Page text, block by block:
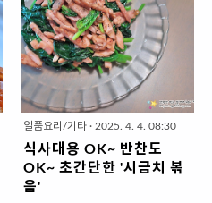
지.암 글쿠 말구~딸랑 우렁 한두개
올리고... 쌈채소와 밥속에서 우렁이
를 굳이 찾고 찾아 음미해서 되나요.
상상해 보세요~아삭하게 상추가 씹
히면서.. 바로 고소+구수한 된장과
어우러진 쫄깃쫄깃 우렁이가 팡팡
씹히는 맛을~밥알은 단지 이빨 사
뿐!!! 우렁이 살만 발라~ 손질 깔금
하게 해서 삶아 놓은.. 자숙우렁이
저렴하기까지 하니간단하게 요리해
일품요리/기타 · 2025. 4. 4. 08:30
식사대용 OK~ 반찬도
OK~ 초간단한 '시금치 볶
음'